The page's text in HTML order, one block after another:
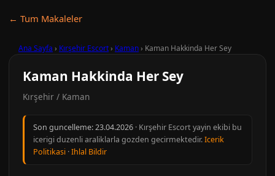
← Tum Makaleler
Ana Sayfa › Kırşehir Escort› Kaman› Kaman Hakkinda Her Sey
Kaman Hakkinda Her Sey
Kırşehir / Kaman
Son guncelleme:23.04.2026 · Kırşehir Escort yayin ekibi bu
icerigi duzenli araliklarla gozden gecirmektedir.Icerik
Politikasi ·Ihlal Bildir